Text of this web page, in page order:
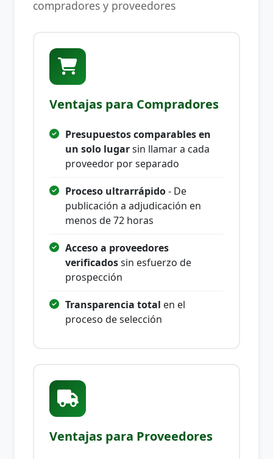
compradores y proveedores
Ventajas para Compradores
Presupuestos comparables en
un solo lugarsin llamar a cada
proveedor por separado
Proceso ultrarrápido- De
publicación a adjudicación en
menos de 72 horas
Acceso a proveedores
verificadossin esfuerzo de
prospección
Transparencia total en el
proceso de selección
Ventajas para Proveedores